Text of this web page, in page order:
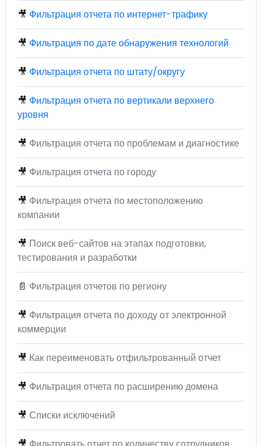
🎥 Фильтрация отчета по интернет-трафику
🎥 Фильтрация по дате обнаружения технологий
🎥 Фильтрация отчета по штату/округу
🎥 Фильтрация отчета по вертикали верхнего
уровня
🎥 Фильтрация отчета по проблемам и диагностике
🎥 Фильтрация отчета по городу
🎥 Фильтрация отчета по местоположению
компании
🎥 Поиск веб-сайтов на этапах подготовки,
тестирования и разработки
📄 Фильтрация отчетов по региону
🎥 Фильтрация отчета по доходу от электронной
коммерции
🎥 Как переименовать отфильтрованный отчет
🎥 Фильтрация отчета по расширению домена
🎥 Списки исключений